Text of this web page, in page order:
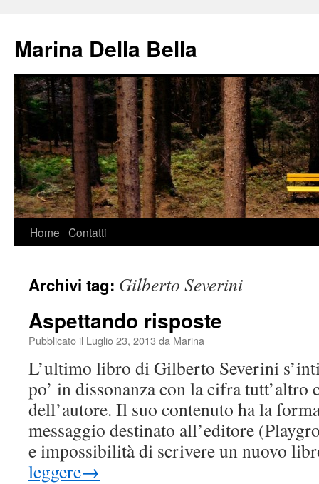
contenuto
Marina Della Bella
Home Contatti
Archivi tag: Gilberto Severini
Aspettando risposte
Pubblicato il Luglio 23, 2013 da Marina
L’ultimo libro di Gilberto Severini
po’ in dissonanza con la cifra tutt’altro
dell’autore. Il suo contenuto ha la
messaggio destinato all’editore
e impossibilità di scrivere un nuovo
leggere→